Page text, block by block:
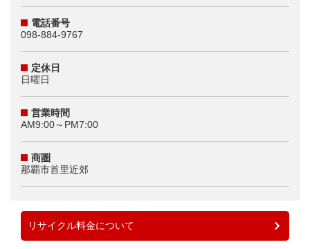
電話番号
098-884-9767
定休日
日曜日
営業時間
AM9:00～PM7:00
商圏
那覇市首里近郊
リサイクル料金について